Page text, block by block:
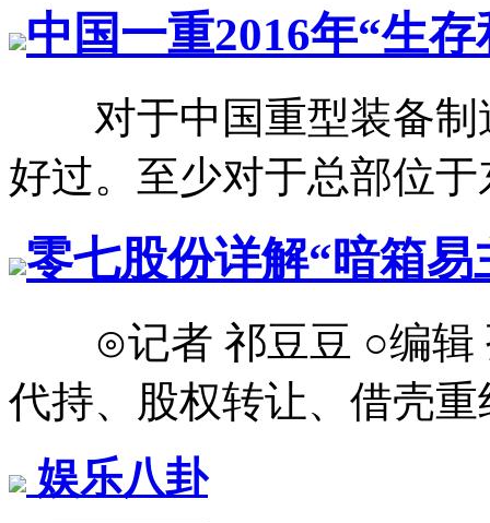
中国一重2016年“生
对于中国重型装备制
好过。至少对于总部位于
零七股份详解“暗箱
⊙记者 祁豆豆 ○编辑
代持、股权转让、借壳重
娱乐八卦